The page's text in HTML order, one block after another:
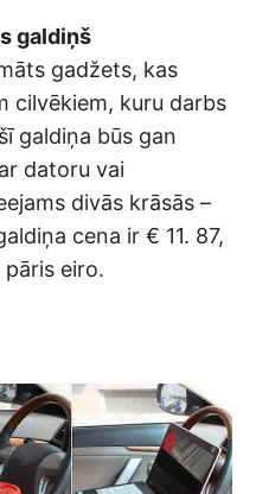
galdiņš
gadžets, kas
cilvēkiem, kuru darbs
galdiņa būs gan
datoru vai
divās krāsās –
cena ir € 11. 87,
eiro.